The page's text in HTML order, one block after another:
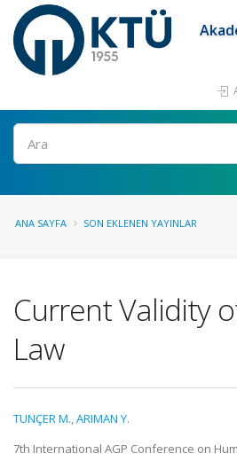
Ara
ANA SAYFA SON EKLENEN YAYINLAR
Current Validity
Law
TUNÇER M.,ARIMAN Y.
7th International AGP Conference on